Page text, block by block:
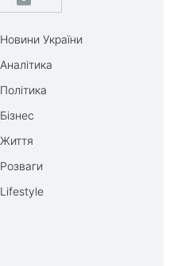
Новини України
Аналітика
Політика
Бізнес
Життя
Розваги
Lifestyle